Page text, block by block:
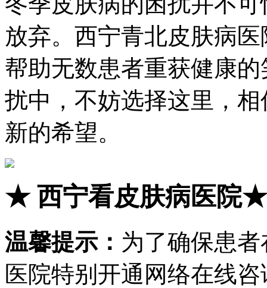
放弃。西宁青北皮肤病
帮助无数患者重获健康
扰中，不妨选择这里，
新的希望。
★西宁看皮肤病医院★
温馨提示： 为了确保患
医院特别开通网络在线